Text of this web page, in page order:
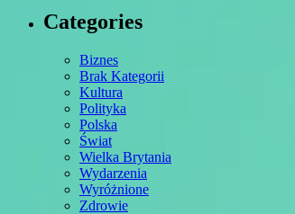
Categories
Biznes
Brak Kategorii
Kultura
Polityka
Polska
Świat
Wielka Brytania
Wydarzenia
Wyróżnione
Zdrowie